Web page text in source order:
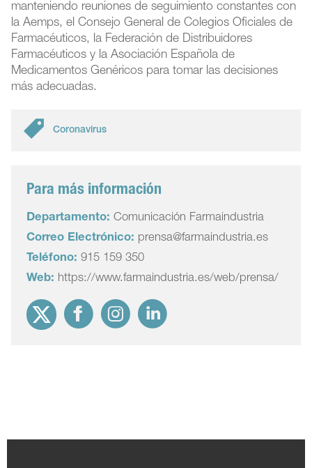
manteniendo reuniones de seguimiento constantes con
la Aemps, el Consejo General de Colegios Oficiales de
Farmacéuticos, la Federación de Distribuidores
Farmacéuticos y la Asociación Española de
Medicamentos Genéricos para tomar las decisiones
más adecuadas.
Coronavirus
Para más información
Departamento: Comunicación Farmaindustria
Correo Electrónico: prensa@farmaindustria.es
Teléfono: 915 159 350
Web: https://www.farmaindustria.es/web/prensa/